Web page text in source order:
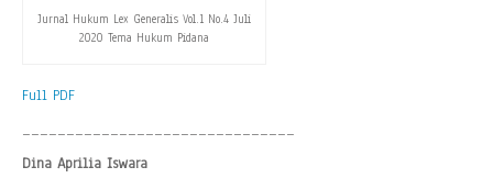
Jurnal Hukum Lex Generalis Vol.1 No.4 Juli
2020 Tema Hukum Pidana
Full PDF
_______________________________
Dina Aprilia Iswara